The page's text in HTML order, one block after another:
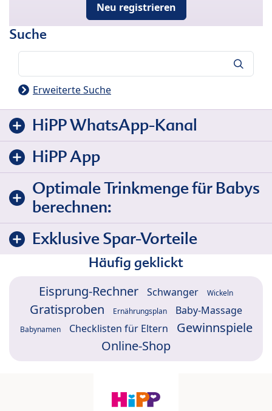
Neu registrieren
Suche
Erweiterte Suche
HiPP WhatsApp-Kanal
HiPP App
Optimale Trinkmenge für Babys
berechnen:
Exklusive Spar-Vorteile
Häufig geklickt
Eisprung-Rechner Schwanger Wickeln
Gratisproben Ernährungsplan Baby-Massage
Babynamen Checklisten für Eltern
Gewinnspiele
Online-Shop